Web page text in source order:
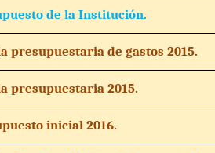
de la Institución.
de gastos
2015.
inicial 2016.